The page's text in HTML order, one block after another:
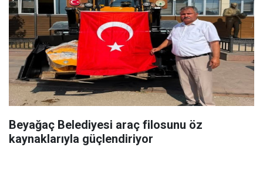
Beyağaç Belediyesi araç filosunu öz
kaynaklarıyla güçlendiriyor